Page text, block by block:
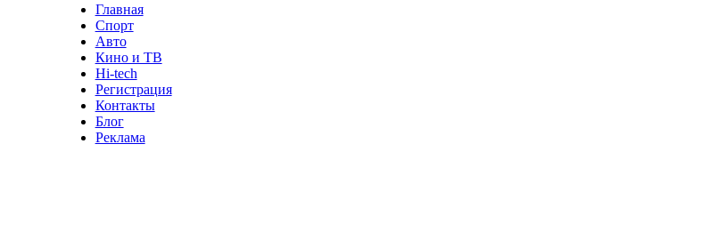
Главная
Спорт
Авто
Кино и ТВ
Hi-tech
Регистрация
Контакты
Блог
Реклама